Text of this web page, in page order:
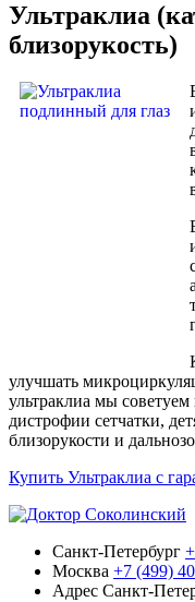
Ультраклиа (
близорукость)
улучшать
ультраклиа мы советуем
дистрофии сетчатки,
близорукости и
Купить Ультраклиа с
Санкт-Петербург
Москва +7 (499)
Адрес Санкт-